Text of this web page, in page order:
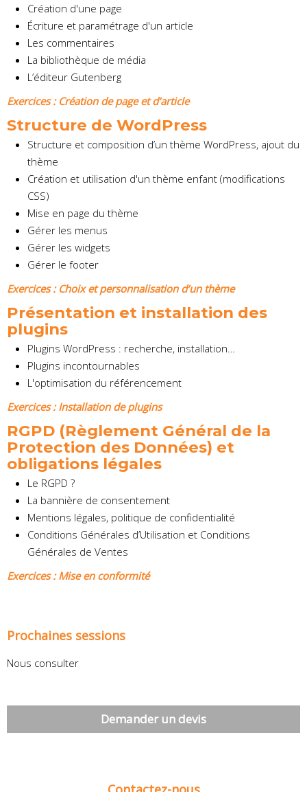
Création d'une page
Écriture et paramétrage d'un article
Les commentaires
La bibliothèque de média
L’éditeur Gutenberg
Exercices : Création de page et d’article
Structure de WordPress
Structure et composition d’un thème WordPress, ajout du
thème
Création et utilisation d'un thème enfant (modifications
CSS)
Mise en page du thème
Gérer les menus
Gérer les widgets
Gérer le footer
Exercices : Choix et personnalisation d’un thème
Présentation et installation des
plugins
Plugins WordPress : recherche, installation…
Plugins incontournables
L'optimisation du référencement
Exercices : Installation de plugins
RGPD (Règlement Général de la
Protection des Données) et
obligations légales
Le RGPD ?
La bannière de consentement
Mentions légales, politique de confidentialité
Conditions Générales d’Utilisation et Conditions
Générales de Ventes
Exercices : Mise en conformité
Prochaines sessions
Nous consulter
Demander un devis